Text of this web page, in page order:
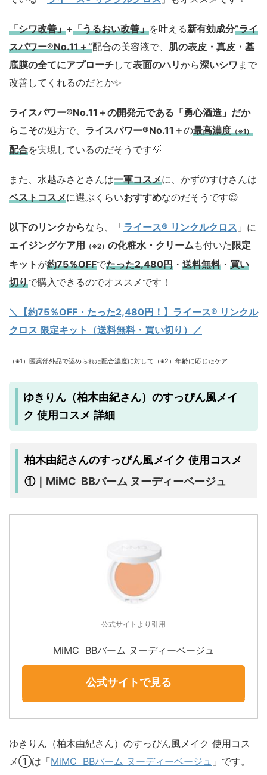
「シワ改善」+「うるおい改善」を叶える新有効成分”ライ
スパワー®No.11＋”配合の美容液で、 肌の表皮・真皮・基
底膜の全てにアプローチして表面のハリから深いシワ まで
改善してくれるのだとか✨
ライスパワー®No.11＋の開発元である「勇心酒造」 だか
らこその処方で、 ライスパワー®No.11＋の最高濃度（※1）
配合を実現しているのだそうです💡
また、水越みさとさんは一軍コスメに、かずのすけさんは
ベストコスメに選ぶくらいおすすめなのだそうです😊
以下のリンクからなら、「ライース® リンクルクロス 」に
エイジングケア用 （※2） の化粧水・クリーム も付いた限定
キット が約75％OFFでたった2,480円 ・ 送料無料・ 買い
切りで購入できるのでオススメです！
＼【約75％OFF・たった2,480円！ 】ライース® リンクル
クロス 限定キット（送料無料・買い切り）／
（※1）医薬部外品で認められた配合濃度に対して（※2）年齢に応じたケア
ゆきりん（柏木由紀さん）のすっぴん風メイ
ク 使用コスメ 詳細
柏木由紀さんのすっぴん風メイク 使用コスメ
①｜ MiMC BBバーム ヌーディーベージュ
公式サイトより引用
MiMC BBバーム ヌーディーベージュ
公式サイトで見る
ゆきりん（柏木由紀さん）のすっぴん風メイク 使用コス
メ①は「MiMC BBバーム ヌーディーベージュ 」です。